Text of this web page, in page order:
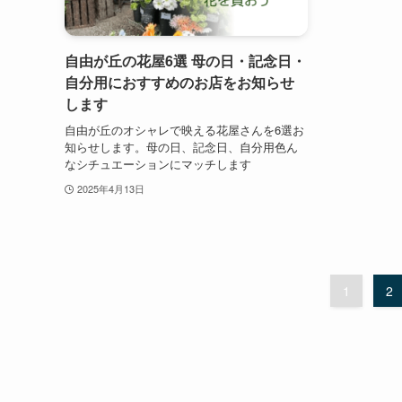
自由が丘の花屋6選 母の日・記念日・
自分用におすすめのお店をお知らせ
します
自由が丘のオシャレで映える花屋さんを6選お
知らせします。母の日、記念日、自分用色ん
なシチュエーションにマッチします
2025年4月13日
1 2